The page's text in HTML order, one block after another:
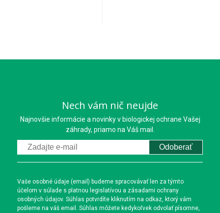
Nech vám nič neujde
Najnovšie informácie a novinky v biologickej ochrane Vašej
záhrady, priamo na Váš mail.
Odoberať
Vaše osobné údaje (email) budeme spracovávať len za týmto
účelom v súlade s platnou legislatívou a zásadami ochrany
osobných údajov. Súhlas potvrdíte kliknutím na odkaz, ktorý vám
pošleme na váš email. Súhlas môžete kedykoľvek odvolať písomne,